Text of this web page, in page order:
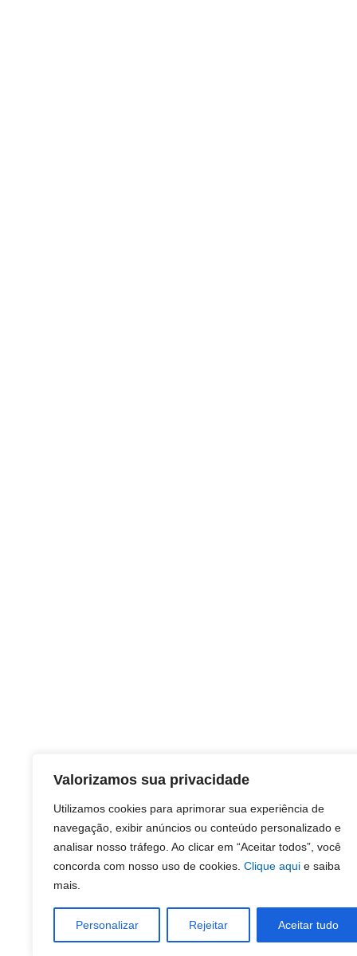
Valorizamos sua privacidade
Utilizamos cookies para aprimorar sua experiência de
navegação, exibir anúncios ou conteúdo personalizado e
analisar nosso tráfego. Ao clicar em “Aceitar todos”, você
concorda com nosso uso de cookies. Clique aqui e saiba
mais.
Personalizar Rejeitar Aceitar tudo